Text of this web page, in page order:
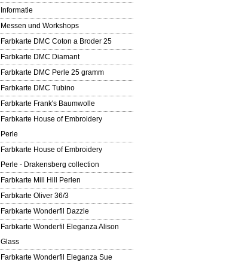
Informatie
Messen und Workshops
Farbkarte DMC Coton a Broder 25
Farbkarte DMC Diamant
Farbkarte DMC Perle 25 gramm
Farbkarte DMC Tubino
Farbkarte Frank's Baumwolle
Farbkarte House of Embroidery
Perle
Farbkarte House of Embroidery
Perle - Drakensberg collection
Farbkarte Mill Hill Perlen
Farbkarte Oliver 36/3
Farbkarte Wonderfil Dazzle
Farbkarte Wonderfil Eleganza Alison
Glass
Farbkarte Wonderfil Eleganza Sue